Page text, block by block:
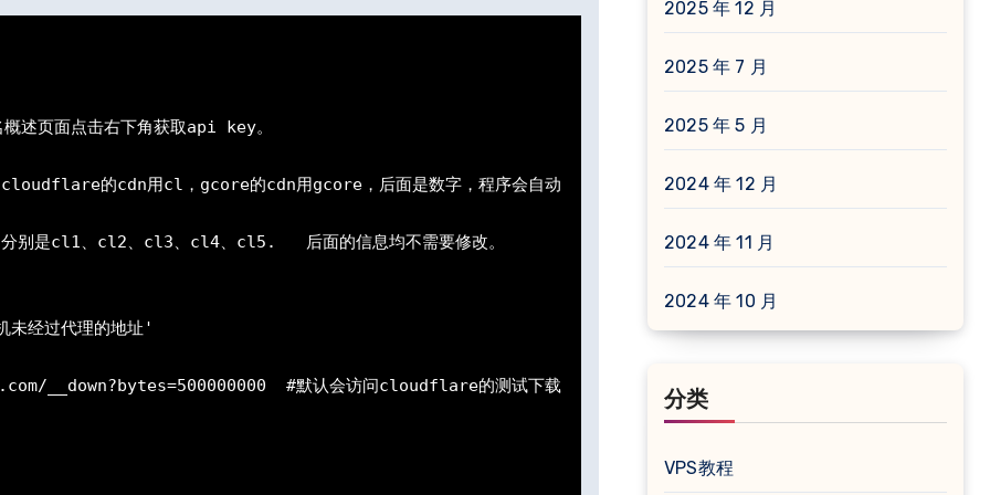
的cdn用cl，gcore的cdn用gcore，后面是数字，程序会自动
分别是cl1、cl2、cl3、cl4、cl5.   后面的信息均不需要修改。
经过代理的地址'
#默认会访问cloudflare的测试下载
2025 年 12 月
2025 年 7 月
2025 年 5 月
2024 年 12 月
2024 年 11 月
2024 年 10 月
分类
VPS教程